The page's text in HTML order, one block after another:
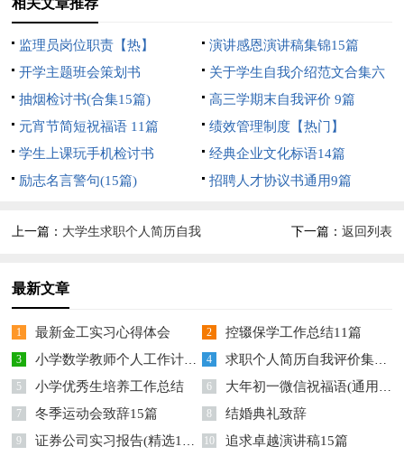
监理员岗位职责【热】
演讲感恩演讲稿集锦15篇
开学主题班会策划书
关于学生自我介绍范文合集六
篇
抽烟检讨书(合集15篇)
高三学期末自我评价 9篇
元宵节简短祝福语 11篇
绩效管理制度【热门】
学生上课玩手机检讨书
经典企业文化标语14篇
励志名言警句(15篇)
招聘人才协议书通用9篇
上一篇： 大学生求职个人简历自我
下一篇： 返回列表
最新文章
1 最新金工实习心得体会 2 控辍保学工作总结11篇
3 小学数学教师个人工作计划15篇 4 求职个人简历自我评价集锦15篇
5 小学优秀生培养工作总结 6 大年初一微信祝福语(通用14篇)
7 冬季运动会致辞15篇 8 结婚典礼致辞
9 证券公司实习报告(精选15篇) 10 追求卓越演讲稿15篇